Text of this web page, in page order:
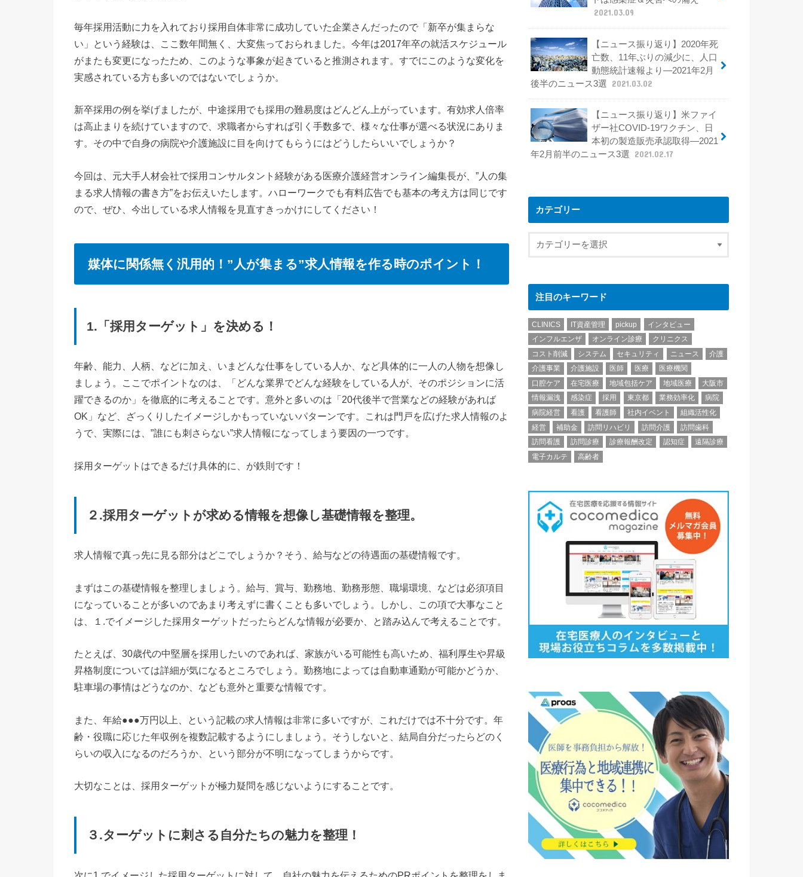
毎年採用活動に力を入れており採用自体非常に成功していた企業さんだったので「新卒が集まらな
い」という経験は、ここ数年間無く、大変焦っておられました。今年は2017年卒の就活スケジュール
がまたも変更になったため、このような事象が起きていると推測されます。すでにこのような変化を
実感されている方も多いのではないでしょうか。
新卒採用の例を挙げましたが、中途採用でも採用の難易度はどんどん上がっています。有効求人倍率
は高止まりを続けていますので、求職者からすれば引く手数多で、様々な仕事が選べる状況にありま
す。その中で自身の病院や介護施設に目を向けてもらうにはどうしたらいいでしょうか？
今回は、元大手人材会社で採用コンサルタント経験がある医療介護経営オンライン編集長が、”人の集
まる求人情報の書き方”をお伝えいたします。ハローワークでも有料広告でも基本の考え方は同じです
ので、ぜひ、今出している求人情報を見直すきっかけにしてください！
媒体に関係無く汎用的！”人が集まる”求人情報を作る時のポイント！
1.「採用ターゲット」を決める！
年齢、能力、人柄、などに加え、いまどんな仕事をしている人か、など具体的に一人の人物を想像し
ましょう。ここでポイントなのは、「どんな業界でどんな経験をしている人が、そのポジションに活
躍できるのか」を徹底的に考えることです。意外と多いのは「20代後半で営業などの経験があれば
OK」など、ざっくりしたイメージしかもっていないパターンです。これは門戸を広げた求人情報のよ
うで、実際には、”誰にも刺さらない”求人情報になってしまう要因の一つです。
採用ターゲットはできるだけ具体的に、が鉄則です！
２.採用ターゲットが求める情報を想像し基礎情報を整理。
求人情報で真っ先に見る部分はどこでしょうか？そう、給与などの待遇面の基礎情報です。
まずはこの基礎情報を整理しましょう。給与、賞与、勤務地、勤務形態、職場環境、などは必須項目
になっていることが多いのであまり考えずに書くことも多いでしょう。しかし、この項で大事なこと
は、１.でイメージした採用ターゲットだったらどんな情報が必要か、と踏み込んで考えることです。
たとえば、30歳代の中堅層を採用したいのであれば、家族がいる可能性も高いため、福利厚生や昇級
昇格制度については詳細が気になるところでしょう。勤務地によっては自動車通勤が可能かどうか、
駐車場の事情はどうなのか、なども意外と重要な情報です。
また、年給●●●万円以上、という記載の求人情報は非常に多いですが、これだけでは不十分です。年
齢・役職に応じた年収例を複数記載するようにしましょう。そうしないと、結局自分だったらどのく
らいの収入になるのだろうか、という部分が不明になってしまうからです。
大切なことは、採用ターゲットが極力疑問を感じないようにすることです。
３.ターゲットに刺さる自分たちの魅力を整理！
2021.03.09
【ニュース振り返り】2020年死
亡数、11年ぶりの減少に、人口
動態統計速報より―2021年2月
後半のニュース3選
2021.03.02
【ニュース振り返り】米ファイ
ザー社COVID-19ワクチン、日
本初の製造販売承認取得―2021
年2月前半のニュース3選
2021.02.17
カテゴリー
注目のキーワード
CLINICS IT資産管理 pickup
インタビュー
インフルエンザ
オンライン診療
クリニクス
コスト削減
システム セキュリティ ニュース
介護
介護事業
介護施設 医師 医療
医療機関
口腔ケア
在宅医療 地域包括ケア 地域医療
大阪市
情報漏洩
感染症 採用 東京都 業務効率化
病院
病院経営
看護 看護師 社内イベント
組織活性化
経営
補助金 訪問リハビリ 訪問介護
訪問歯科
訪問看護
訪問診療 診療報酬改定 認知症
遠隔診療
電子カルテ
高齢者